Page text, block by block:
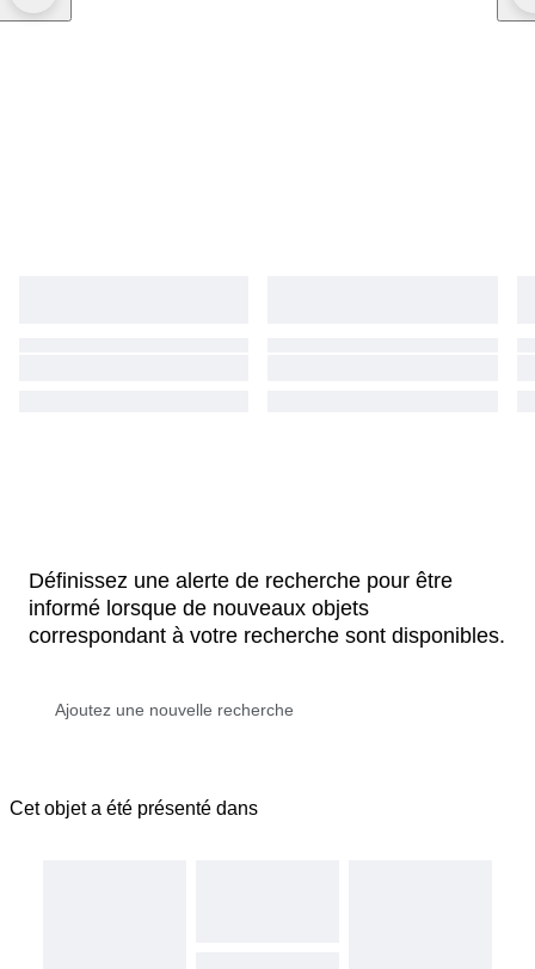
Définissez une alerte de recherche pour être
informé lorsque de nouveaux objets
correspondant à votre recherche sont disponibles.
Cet objet a été présenté dans